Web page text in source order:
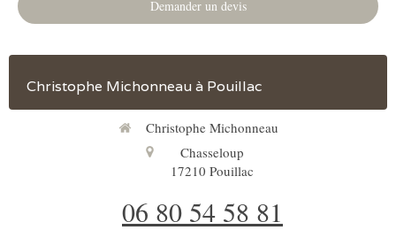
Demander un devis
Christophe Michonneau à Pouillac
Christophe Michonneau
Chasseloup
17210 Pouillac
06 80 54 58 81